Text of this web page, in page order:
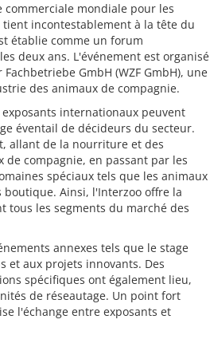
mondiale pour les
incontestablement à la tête du
établie comme un forum
deux ans. L'événement est organisé
GmbH (WZF GmbH), une
des animaux de compagnie.
internationaux peuvent
éventail de décideurs du secteur.
allant de la nourriture et des
compagnie, en passant par les
spéciaux tels que les animaux
Ainsi, l'Interzoo offre la
tous les segments du marché des
annexes tels que le stage
et aux projets innovants. Des
spécifiques ont également lieu,
de réseautage. Un point fort
l'échange entre exposants et